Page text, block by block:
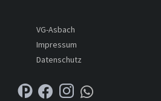
VG-Asbach
Impressum
Datenschutz